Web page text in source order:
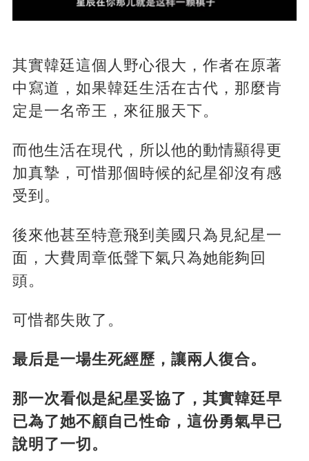
其實韓廷這個人野心很大，作者在原著
中寫道，如果韓廷生活在古代，那麼肯
定是一名帝王，來征服天下。
而他生活在現代，所以他的動情顯得更
加真摯，可惜那個時候的紀星卻沒有感
受到。
後來他甚至特意飛到美國只為見紀星一
面，大費周章低聲下氣只為她能夠回
頭。
可惜都失敗了。
最后是一場生死經歷，讓兩人復合。
那一次看似是紀星妥協了，其實韓廷早
已為了她不顧自己性命，這份勇氣早已
說明了一切。